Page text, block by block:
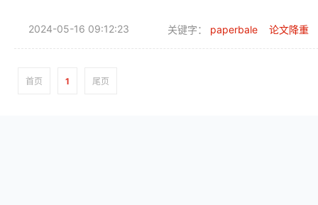
2024-05-16 09:12:23 关键字： paperbale 论文降重
首页 1 尾页